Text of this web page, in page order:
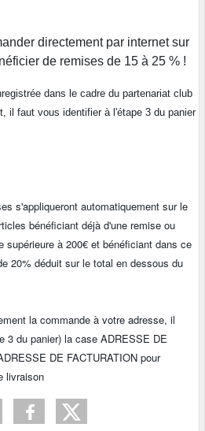
directement par internet sur
de remises de 15 à 25 % !
dans le cadre du partenariat club
il faut vous identifier à l'étape 3 du panier
s'appliqueront automatiquement sur le
bénéficiant déjà d'une remise ou
supérieure à 200€ et bénéficiant dans ce
20% déduit sur le total en dessous du
la commande à votre adresse, il
3 du panier) la case ADRESSE DE
DE FACTURATION pour
livraison